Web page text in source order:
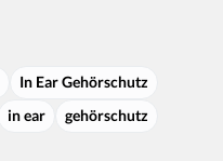
In Ear Gehörschutz
in ear gehörschutz